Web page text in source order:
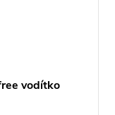
vodítko